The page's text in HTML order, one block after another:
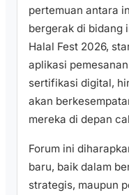
pertemuan antara
bergerak di bidang
Halal Fest 2026,
aplikasi
sertifikasi digital,
akan
mereka di depan
Forum ini
baru, baik dalam
strategis, maupun